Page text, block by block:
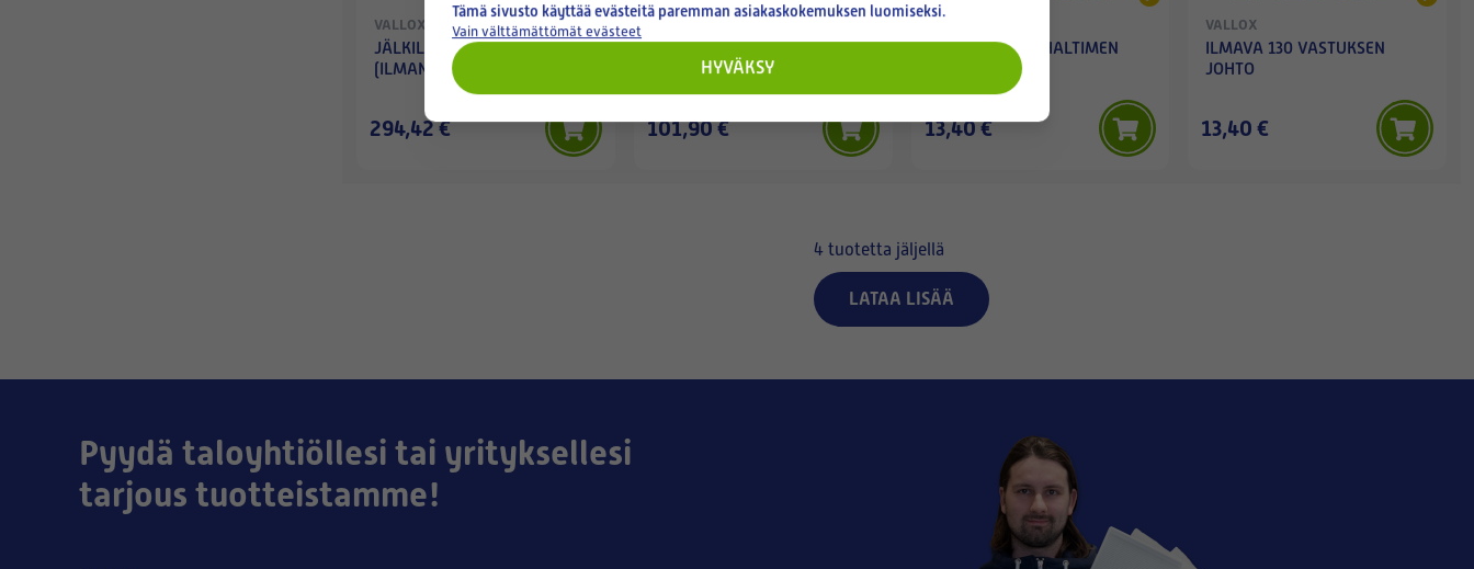
VALLOX
JÄLKILÄMMITYSPATTERI VKL
(ILMAN LIITINPUTKIA)
294,42 €
VALLOX
Vallox 2-tieventtiili
V5822A1048 PN DN15, KVS
101,90 €
ILMAVA 130 PUHALTIMEN
13,40 €
VALLOX
ILMAVA 130 VASTUKSEN
JOHTO
13,40 €
4 tuotetta jäljellä
LATAA LISÄÄ
Pyydä taloyhtiöllesi tai yrityksellesi
tarjous tuotteistamme!
Tämä sivusto käyttää evästeitä paremman asiakaskokemuksen luomiseksi.
Vain välttämättömät evästeet
HYVÄKSY